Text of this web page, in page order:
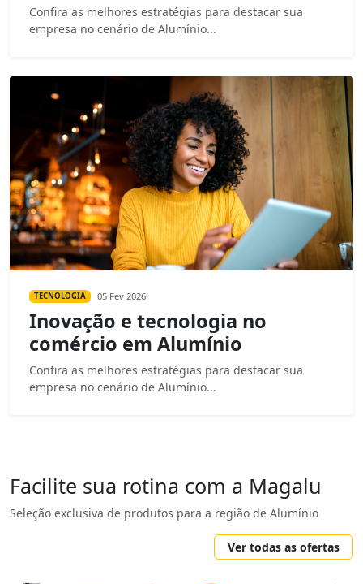
Confira as melhores estratégias para destacar sua
empresa no cenário de Alumínio...
TECNOLOGIA 05 Fev 2026
Inovação e tecnologia no
comércio em Alumínio
Confira as melhores estratégias para destacar sua
empresa no cenário de Alumínio...
Facilite sua rotina com a Magalu
Seleção exclusiva de produtos para a região de Alumínio
Ver todas as ofertas